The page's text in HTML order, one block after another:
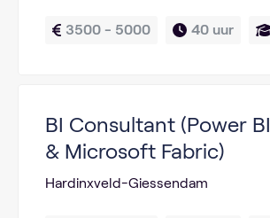
3500 - 5000 40 uur
BI Consultant (Power BI
& Microsoft Fabric)
Hardinxveld-Giessendam